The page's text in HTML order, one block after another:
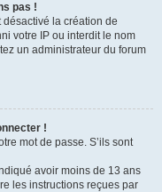
pas !
désactivé la création de
votre IP ou interdit le nom
un administrateur du forum
!
mot de passe. S’ils sont
avoir moins de 13 ans
les instructions reçues par